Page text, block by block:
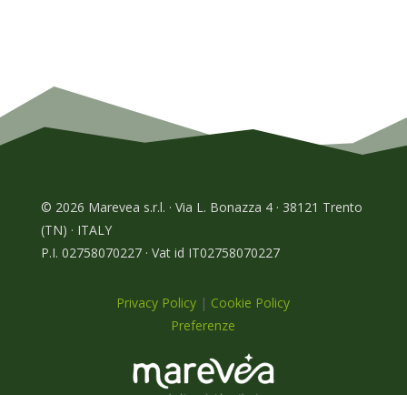
© 2026 Marevea s.r.l. · Via L. Bonazza 4 · 38121 Trento
(TN) · ITALY
P.I. 02758070227 · Vat id IT02758070227
Privacy Policy | Cookie Policy
Preferenze